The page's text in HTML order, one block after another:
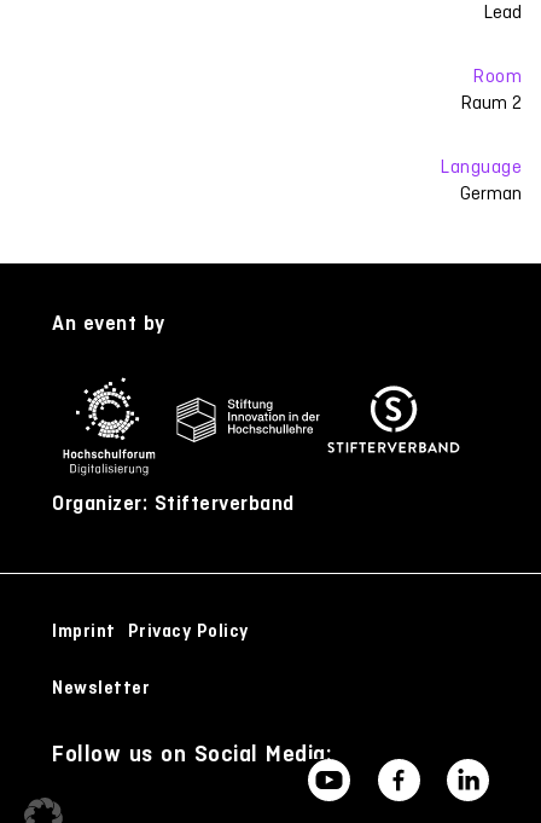
Lead
Room
Raum 2
Language
German
An event by
Organizer: Stifterverband
Imprint Privacy Policy
Newsletter
Follow us on Social Media: